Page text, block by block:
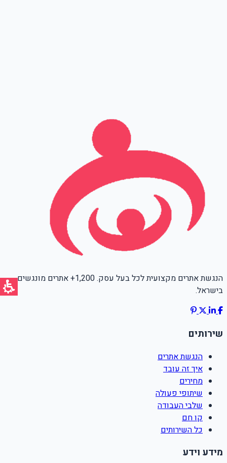
הנגשת אתרים מקצועית לכל בעל עסק. 1,200+ אתרים מונגשים
בישראל.
שירותים
הנגשת אתרים
איך זה עובד
מחירים
שיתופי פעולה
שלבי העבודה
קו חם
כל השירותים
מידע וידע